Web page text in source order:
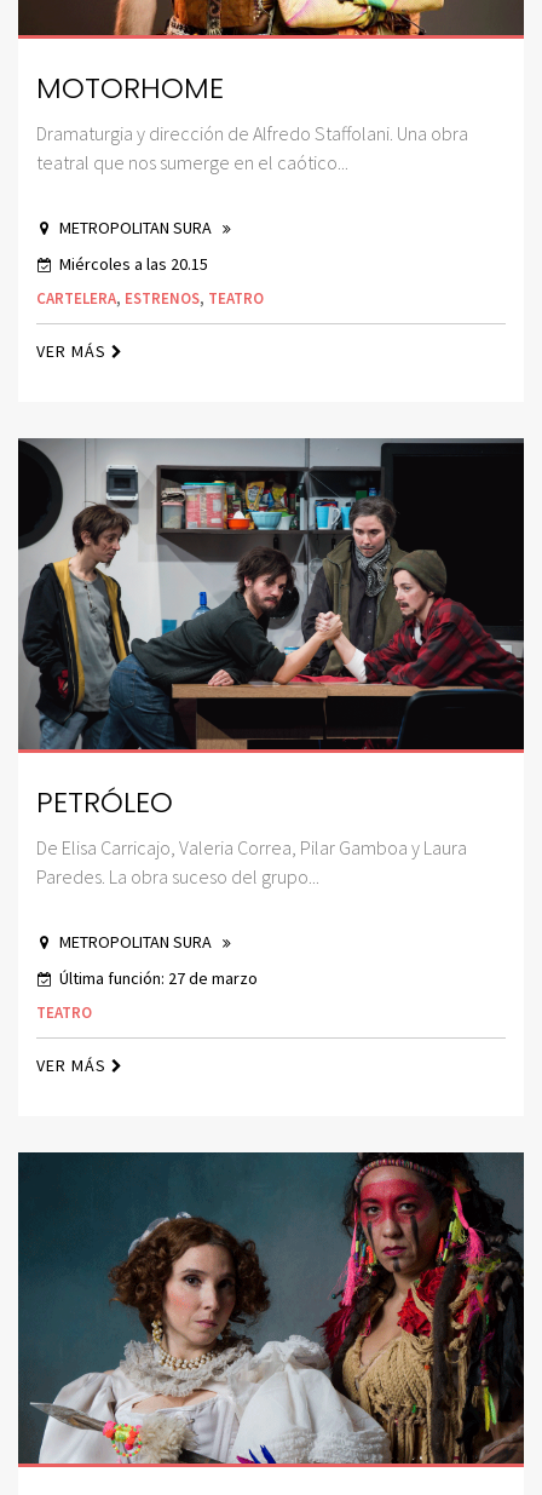
MOTORHOME
Dramaturgia y dirección de Alfredo Staffolani. Una obra
teatral que nos sumerge en el caótico...
METROPOLITAN SURA
Miércoles a las 20.15
CARTELERA, ESTRENOS, TEATRO
VER MÁS
PETRÓLEO
De Elisa Carricajo, Valeria Correa, Pilar Gamboa y Laura
Paredes. La obra suceso del grupo...
METROPOLITAN SURA
Última función: 27 de marzo
TEATRO
VER MÁS